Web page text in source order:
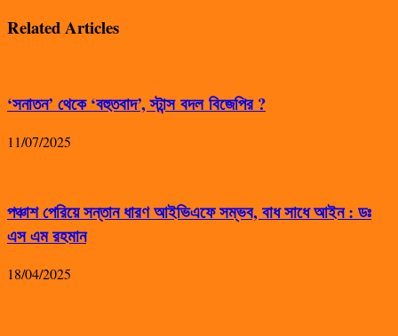
Related Articles
‘সনাতন’ থেকে ‘বহুতবাদ’, স্টান্স বদল বিজেপির ?
11/07/2025
পঞ্চাশ পেরিয়ে সন্তান ধারণ আইভিএফে সম্ভব, বাধ সাধে আইন : ডঃ
এস এম রহমান
18/04/2025